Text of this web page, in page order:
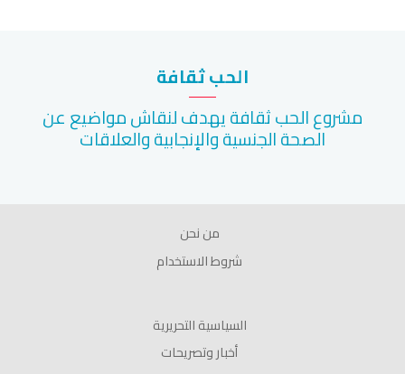
الحب ثقافة
مشروع الحب ثقافة يهدف لنقاش مواضيع عن
الصحة الجنسية والإنجابية والعلاقات
من نحن
شروط الاستخدام
السياسية التحريرية
أخبار وتصريحات